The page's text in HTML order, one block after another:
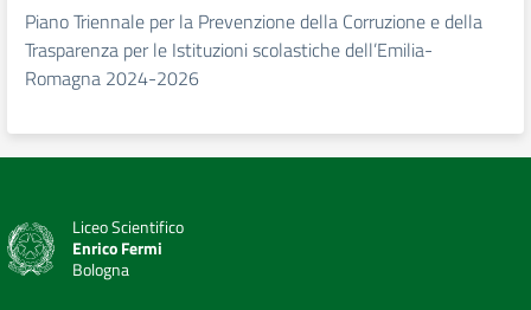
Piano Triennale per la Prevenzione della Corruzione e della
Trasparenza per le Istituzioni scolastiche dell’Emilia-
Romagna 2024-2026
Liceo Scientifico
Enrico Fermi
Bologna